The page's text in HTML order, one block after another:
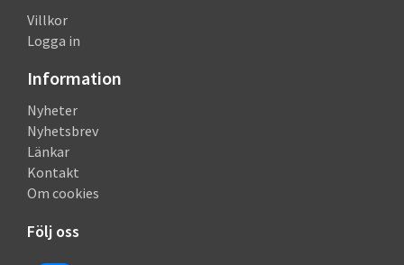
Villkor
Logga in
Information
Nyheter
Nyhetsbrev
Länkar
Kontakt
Om cookies
Följ oss